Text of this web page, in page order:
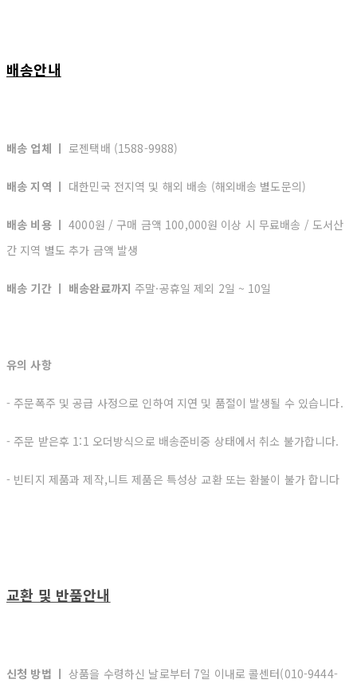
배송안내
배송 업체 ㅣ 로젠택배 (1588-9988)
배송 지역 ㅣ 대한민국 전지역 및 해외 배송 (해외배송 별도문의)
배송 비용 ㅣ4000원 / 구매 금액 100,000원 이상 시 무료배송 / 도서산
간 지역 별도 추가 금액 발생
배송 기간 ㅣ 배송완료까지 주말·공휴일 제외 2일 ~ 10일
유의 사항
- 주문폭주 및 공급 사정으로 인하여 지연 및 품절이 발생될 수 있습니다.
- 주문 받은후 1:1 오더방식으로 배송준비중 상태에서 취소 불가합니다.
- 빈티지 제품과 제작,니트 제품은 특성상 교환 또는 환불이 불가 합니다
교환 및 반품안내
신청 방법 ㅣ상품을 수령하신 날로부터 7일 이내로 콜센터(010-9444-